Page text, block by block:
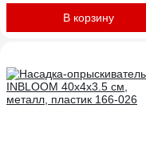
В корзину